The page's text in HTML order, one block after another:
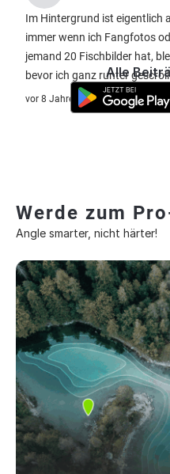
Im Hintergrund ist eigentlich
immer wenn ich Fangfotos
jemand 20 Fischbilder hat,
bevor ich ganz runter
vor 8 Jahre
Alle
Werde zum
Angle smarter, nicht härter!